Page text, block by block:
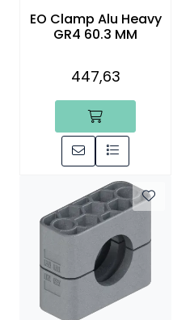
EO Clamp Alu Heavy
GR4 60.3 MM
447,63